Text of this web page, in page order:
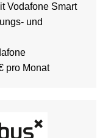
Vodafone Smart
und
pro Monat